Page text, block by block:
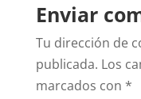
Enviar
Tu dirección de
publicada. Los
marcados con *